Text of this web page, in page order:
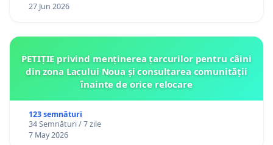
27 Jun 2026
PETIȚIE privind menținerea țarcurilor pentru câini
din zona Lacului Noua și consultarea comunității
înainte de orice relocare
123 semnături
34 Semnături / 7 zile
7 May 2026